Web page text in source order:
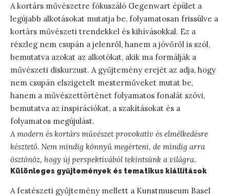
A kortárs művészetre fókuszáló Gegenwart épület a
legújabb alkotásokat mutatja be, folyamatosan frissülve a
kortárs művészeti trendekkel és kihívásokkal. Ez a
részleg nem csupán a jelenről, hanem a jövőről is szól,
bemutatva azokat az alkotókat, akik ma formálják a
művészeti diskurzust. A gyűjtemény erejét az adja, hogy
nem csupán elszigetelt mesterműveket mutat be,
hanem a művészettörténet folyamatos fonalát szövi,
bemutatva az inspirációkat, a szakításokat és a
folyamatos megújulást.
A modern és kortárs művészet provokatív és elmélkedésre
késztető. Nem mindig könnyű megérteni, de mindig arra
ösztönöz, hogy új perspektívából tekintsünk a világra.
Különleges gyűjtemények és tematikus kiállítások
A festészeti gyűjtemény mellett a Kunstmuseum Basel